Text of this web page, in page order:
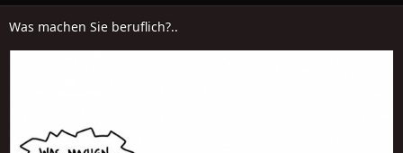
Was machen Sie beruflich?..